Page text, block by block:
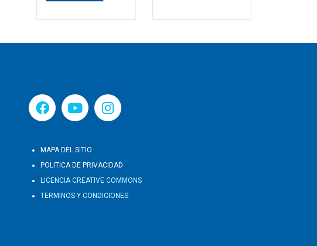
MAPA DEL SITIO
POLITICA DE PRIVACIDAD
LICENCIA CREATIVE COMMONS
TERMINOS Y CONDICIONES